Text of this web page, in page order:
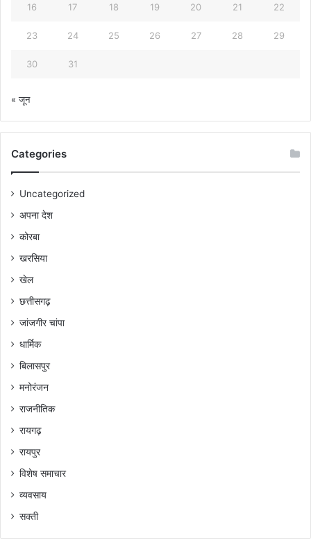
16 17 18 19 20 21 22
23 24 25 26 27 28 29
30 31
« जून
Categories
Uncategorized
अपना देश
कोरबा
खरसिया
खेल
छत्तीसगढ़
जांजगीर चांपा
धार्मिक
बिलासपुर
मनोरंजन
राजनीतिक
रायगढ़
रायपुर
विशेष समाचार
व्यवसाय
सक्ती